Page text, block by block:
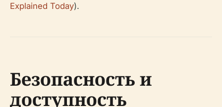
Explained Today).
Безопасность и
доступность